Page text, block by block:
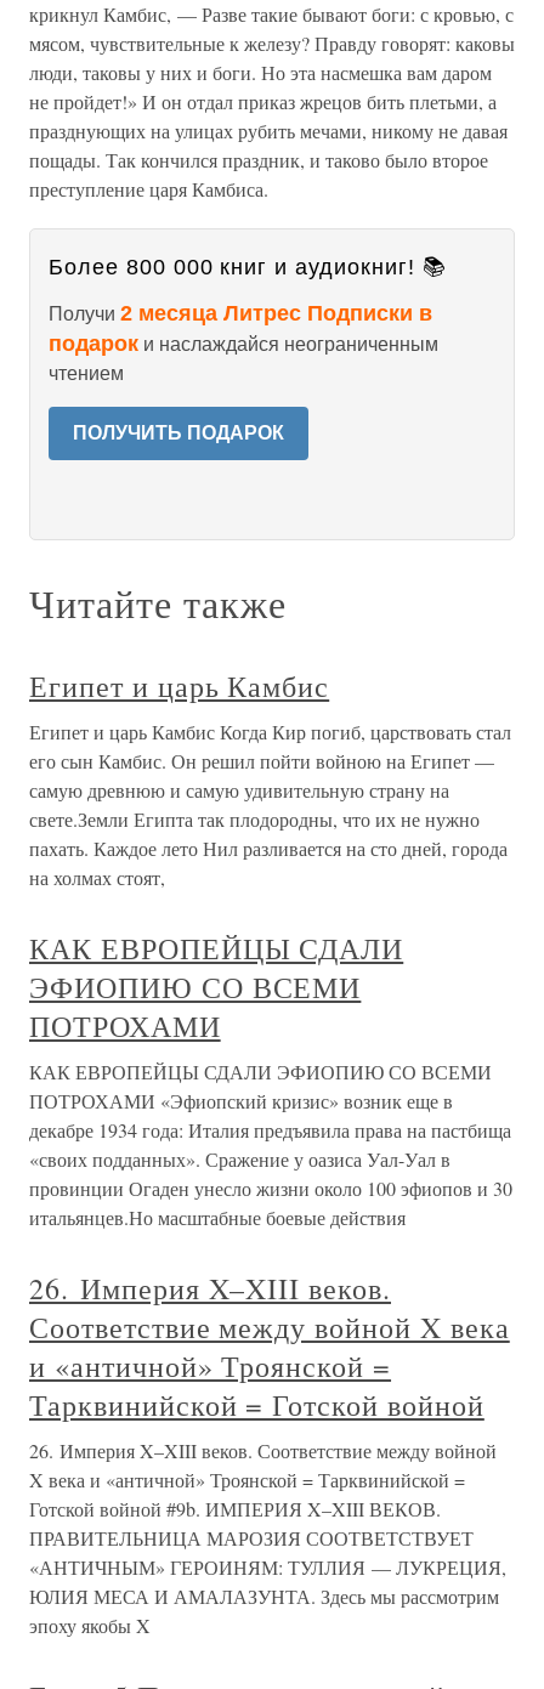
крикнул Камбис, — Разве такие бывают боги: с кровью, с
мясом, чувствительные к железу? Правду говорят: каковы
люди, таковы у них и боги. Но эта насмешка вам даром
не пройдет!» И он отдал приказ жрецов бить плетьми, а
празднующих на улицах рубить мечами, никому не давая
пощады. Так кончился праздник, и таково было второе
преступление царя Камбиса.
Более 800 000 книг и аудиокниг! 📚
Получи 2 месяца Литрес Подписки в
подарок и наслаждайся неограниченным
чтением
ПОЛУЧИТЬ ПОДАРОК
Читайте также
Египет и царь Камбис
Египет и царь Камбис Когда Кир погиб, царствовать стал
его сын Камбис. Он решил пойти войною на Египет —
самую древнюю и самую удивительную страну на
свете.Земли Египта так плодородны, что их не нужно
пахать. Каждое лето Нил разливается на сто дней, города
на холмах стоят,
КАК ЕВРОПЕЙЦЫ СДАЛИ
ЭФИОПИЮ СО ВСЕМИ
ПОТРОХАМИ
КАК ЕВРОПЕЙЦЫ СДАЛИ ЭФИОПИЮ СО ВСЕМИ
ПОТРОХАМИ «Эфиопский кризис» возник еще в
декабре 1934 года: Италия предъявила права на пастбища
«своих подданных». Сражение у оазиса Уал-Уал в
провинции Огаден унесло жизни около 100 эфиопов и 30
итальянцев.Но масштабные боевые действия
26. Империя X–XIII веков.
Соответствие между войной X века
и «античной» Троянской =
Тарквинийской = Готской войной
26. Империя X–XIII веков. Соответствие между войной
X века и «античной» Троянской = Тарквинийской =
Готской войной #9b. ИМПЕРИЯ X–XIII ВЕКОВ.
ПРАВИТЕЛЬНИЦА МАРОЗИЯ СООТВЕТСТВУЕТ
«АНТИЧНЫМ» ГЕРОИНЯМ: ТУЛЛИЯ — ЛУКРЕЦИЯ,
ЮЛИЯ МЕСА И АМАЛАЗУНТА. Здесь мы рассмотрим
эпоху якобы X